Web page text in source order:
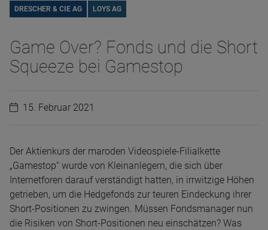
DRESCHER & CIE AG LOYS AG
Game Over? Fonds und die Short
Squeeze bei Gamestop
15. Februar 2021
Der Aktienkurs der maroden Videospiele-Filialkette
„Gamestop“ wurde von Kleinanlegern, die sich über
Internetforen darauf verständigt hatten, in irrwitzige Höhen
getrieben, um die Hedgefonds zur teuren Eindeckung ihrer
Short-Positionen zu zwingen. Müssen Fondsmanager nun
die Risiken von Short-Positionen neu einschätzen? Was